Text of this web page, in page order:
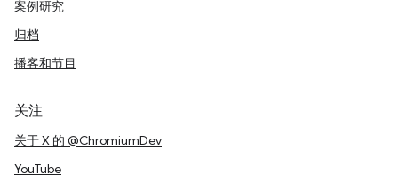
案例研究
归档
播客和节目
关注
关于 X 的 @ChromiumDev
YouTube